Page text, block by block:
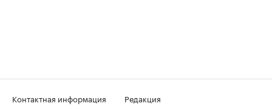
Контактная информация
Редакция